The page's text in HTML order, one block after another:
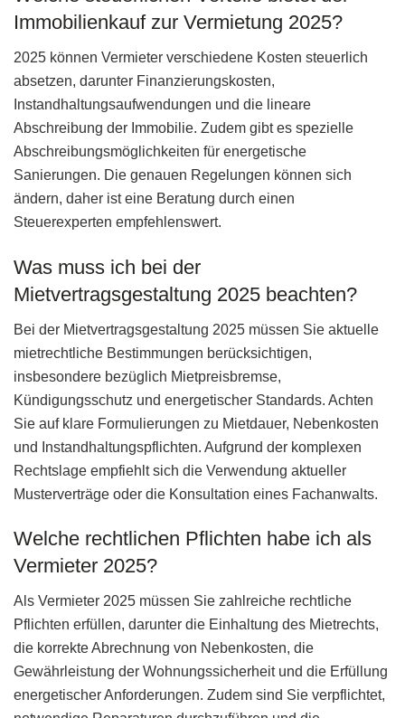
Immobilienkauf zur Vermietung 2025?
2025 können Vermieter verschiedene Kosten steuerlich
absetzen, darunter Finanzierungskosten,
Instandhaltungsaufwendungen und die lineare
Abschreibung der Immobilie. Zudem gibt es spezielle
Abschreibungsmöglichkeiten für energetische
Sanierungen. Die genauen Regelungen können sich
ändern, daher ist eine Beratung durch einen
Steuerexperten empfehlenswert.
Was muss ich bei der
Mietvertragsgestaltung 2025 beachten?
Bei der Mietvertragsgestaltung 2025 müssen Sie aktuelle
mietrechtliche Bestimmungen berücksichtigen,
insbesondere bezüglich Mietpreisbremse,
Kündigungsschutz und energetischer Standards. Achten
Sie auf klare Formulierungen zu Mietdauer, Nebenkosten
und Instandhaltungspflichten. Aufgrund der komplexen
Rechtslage empfiehlt sich die Verwendung aktueller
Musterverträge oder die Konsultation eines Fachanwalts.
Welche rechtlichen Pflichten habe ich als
Vermieter 2025?
Als Vermieter 2025 müssen Sie zahlreiche rechtliche
Pflichten erfüllen, darunter die Einhaltung des Mietrechts,
die korrekte Abrechnung von Nebenkosten, die
Gewährleistung der Wohnungssicherheit und die Erfüllung
energetischer Anforderungen. Zudem sind Sie verpflichtet,